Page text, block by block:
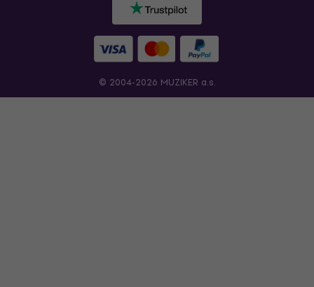
© 2004-2026 MUZIKER a.s.